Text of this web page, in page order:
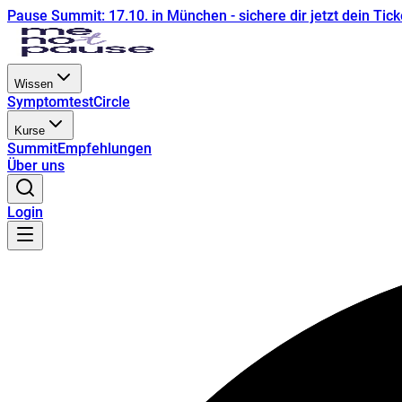
Pause Summit: 17.10. in München - sichere dir jetzt dein
Wissen
SymptomtestCircle
Kurse
SummitEmpfehlungen
Über uns
Login